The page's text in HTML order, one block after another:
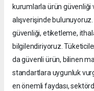
kurumlarla ürün
alışverişinde
güvenliği, etiketleme,
bilgilendiriyoruz.
da güvenli ürün, bilinen
standartlara uygunluk
en önemli faydası,